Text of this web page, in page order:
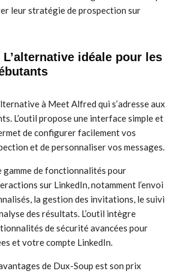
leur stratégie de prospection sur
idéale pour les
à Meet Alfred qui s’adresse aux
L’outil propose une interface simple et
de configurer facilement vos
et de personnaliser vos messages.
gamme de fonctionnalités pour
sur LinkedIn, notamment l’envoi
la gestion des invitations, le suivi
des résultats. L’outil intègre
de sécurité avancées pour
et votre compte LinkedIn.
de Dux-Soup est son prix